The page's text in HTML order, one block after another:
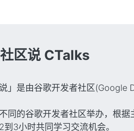
区说 CTalks
说」是由谷歌开发者社区
同的谷歌开发者社区举办，根
到3小时共同学习交流机会。